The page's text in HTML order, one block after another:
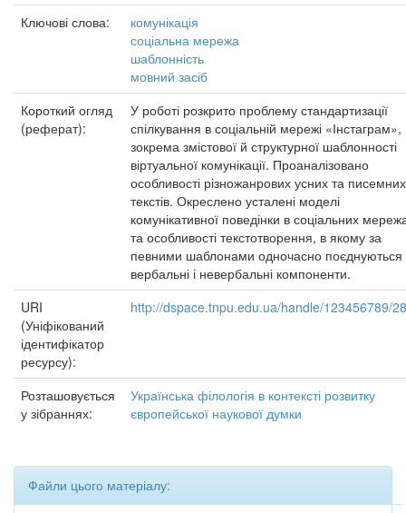
Ключові слова:
комунікація
соціальна мережа
шаблонність
мовний засіб
Короткий огляд
(реферат):
У роботі розкрито проблему стандартизації
спілкування в соціальній мережі «Інстаграм»,
зокрема змістової й структурної шаблонності
віртуальної комунікації. Проаналізовано
особливості різножанрових усних та писемних
текстів. Окреслено усталені моделі
комунікативної поведінки в соціальних
та особливості текстотворення, в якому за
певними шаблонами одночасно поєднуються
вербальні і невербальні компоненти.
URI
(Уніфікований
ідентифікатор
ресурсу):
http://dspace.tnpu.edu.ua/handle/123456789/
Розташовується
у зібраннях:
Українська філологія в контексті розвитку
європейської наукової думки
Файли цього матеріалу: